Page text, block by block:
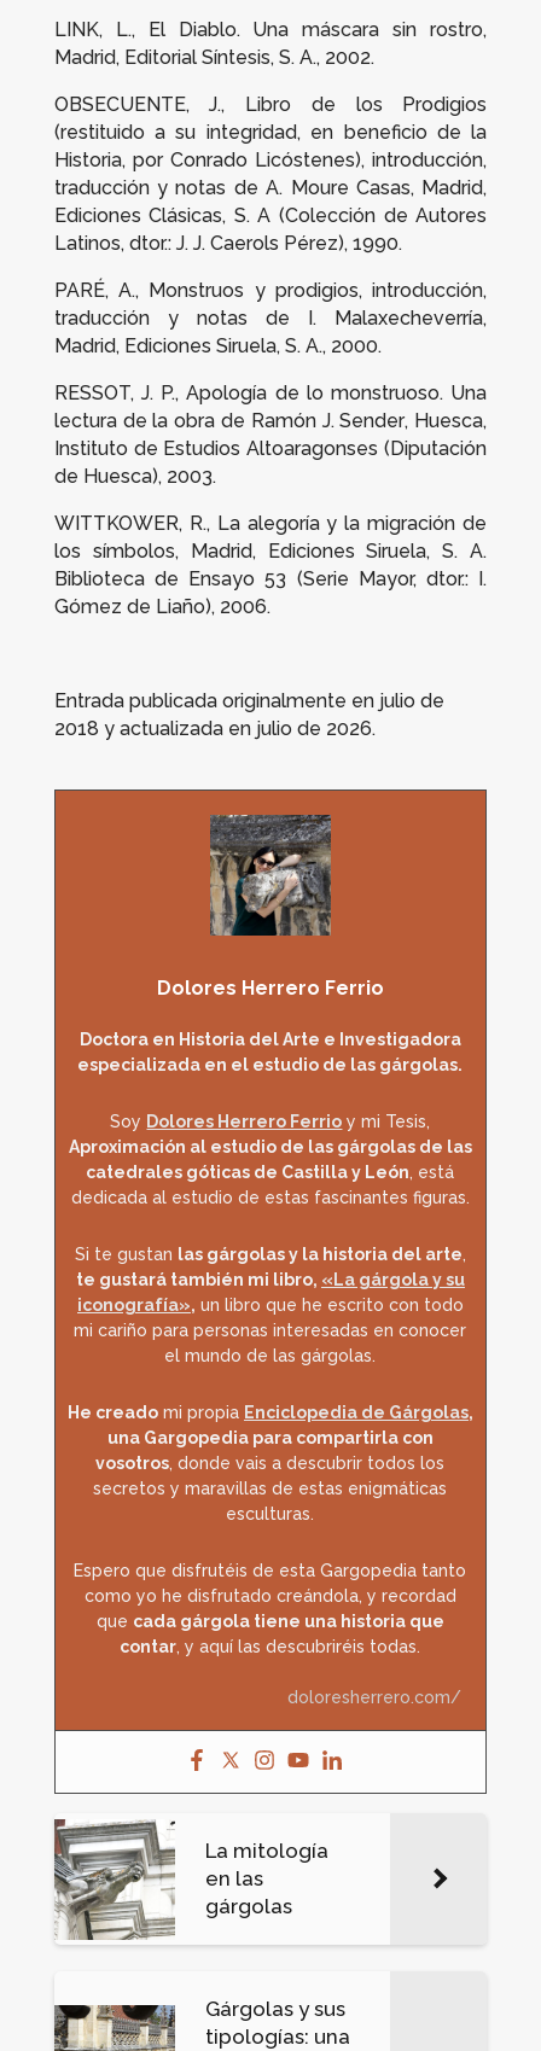
LINK, L., El Diablo. Una máscara sin rostro,
Madrid, Editorial Síntesis, S. A., 2002.
OBSECUENTE, J.,
Libro de los Prodigios
(restituido a su integridad, en beneficio de la
Historia, por Conrado Licóstenes), introducción,
traducción y notas de A. Moure Casas, Madrid,
Ediciones Clásicas, S. A (Colección de Autores
Latinos, dtor.: J. J. Caerols Pérez), 1990.
PARÉ, A., Monstruos y prodigios, introducción,
traducción y notas de I. Malaxecheverría,
Madrid, Ediciones Siruela, S. A., 2000.
RESSOT, J. P.,Apología de lo monstruoso. Una
lectura de la obra de Ramón J. Sender, Huesca,
Instituto de Estudios Altoaragonses (Diputación
de Huesca), 2003.
WITTKOWER, R., La alegoría y la migración de
los símbolos, Madrid, Ediciones Siruela, S. A.
Biblioteca de Ensayo 53 (Serie Mayor, dtor.: I.
Gómez de Liaño), 2006.
Entrada publicada originalmente en julio de
2018 y actualizada en julio de 2026.
Dolores Herrero Ferrio
Doctora en Historia del Arte e Investigadora
especializada en el estudio de las gárgolas.
Soy Dolores Herrero Ferrio y mi Tesis,
Aproximación al estudio de las gárgolas de las
catedrales góticas de Castilla y León, está
dedicada al estudio de estas fascinantes figuras.
Si te gustan las gárgolas y la historia del arte,
te gustará también mi libro, «La gárgola y su
iconografía», un libro que he escrito con todo
mi cariño para personas interesadas en conocer
el mundo de las gárgolas.
He creadomi propia Enciclopedia de Gárgolas,
una Gargopedia para compartirla con
vosotros, donde vais a descubrir todos los
secretos y maravillas de estas enigmáticas
esculturas.
Espero que disfrutéis de esta Gargopedia tanto
como yo he disfrutado creándola, y recordad
que cada gárgola tiene una historia que
contar, y aquí las descubriréis todas.
doloresherrero.com/
La mitología
en las
gárgolas
Gárgolas y sus
tipologías: una